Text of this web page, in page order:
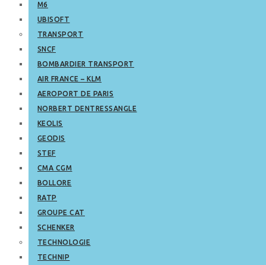
M6
UBISOFT
TRANSPORT
SNCF
BOMBARDIER TRANSPORT
AIR FRANCE – KLM
AEROPORT DE PARIS
NORBERT DENTRESSANGLE
KEOLIS
GEODIS
STEF
CMA CGM
BOLLORE
RATP
GROUPE CAT
SCHENKER
TECHNOLOGIE
TECHNIP